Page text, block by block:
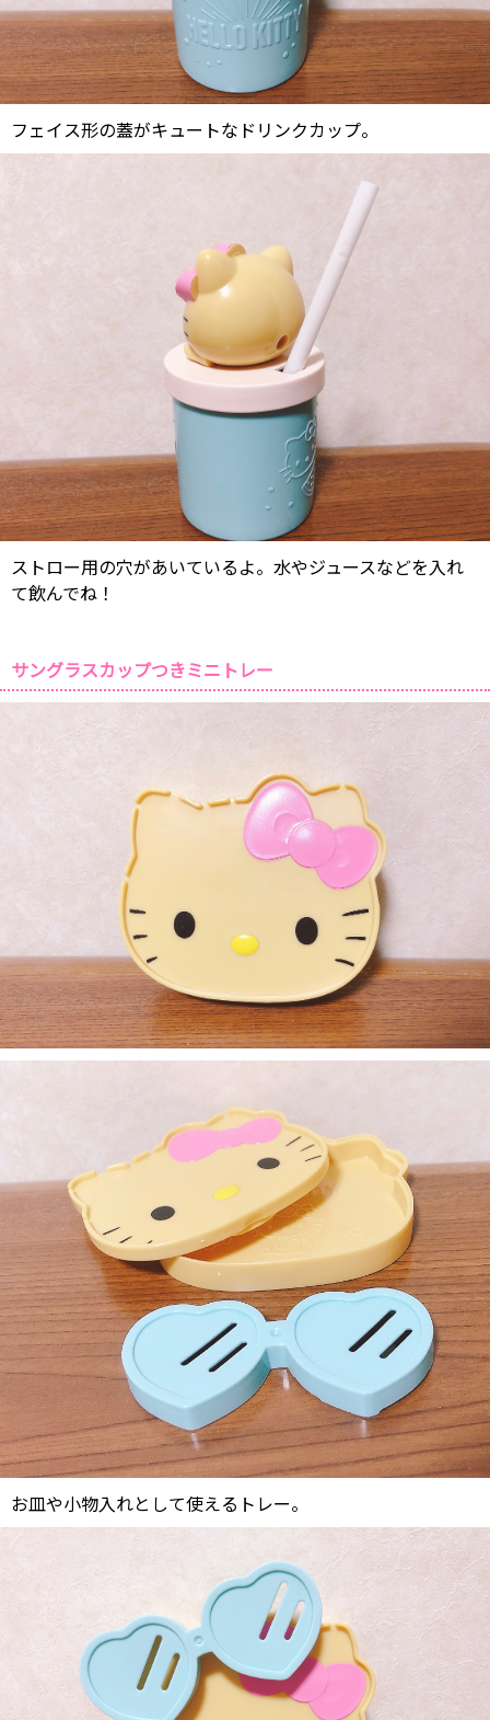
フェイス形の蓋がキュートなドリンクカップ。
ストロー用の穴があいているよ。水やジュースなどを入れ
て飲んでね！
サングラスカップつきミニトレー
お皿や小物入れとして使えるトレー。